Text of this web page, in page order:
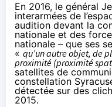
En 2016, le général
interarmées de
audition devant la
nationale et des
nationale – que ses
« qu’un autre objet, de
proximité (proximité
satellites de
constellation
détectée sur des
2015.